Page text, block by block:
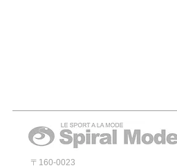
〒160-0023